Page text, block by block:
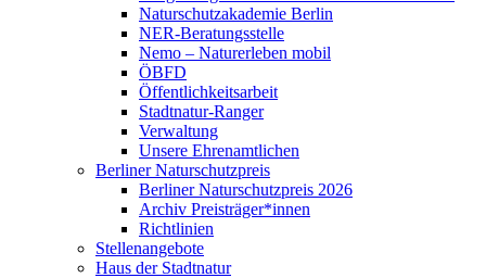
Naturschutzakademie Berlin
NER-Beratungsstelle
Nemo – Naturerleben mobil
ÖBFD
Öffentlichkeitsarbeit
Stadtnatur-Ranger
Verwaltung
Unsere Ehrenamtlichen
Berliner Naturschutzpreis
Berliner Naturschutzpreis 2026
Archiv Preisträger*innen
Richtlinien
Stellenangebote
Haus der Stadtnatur